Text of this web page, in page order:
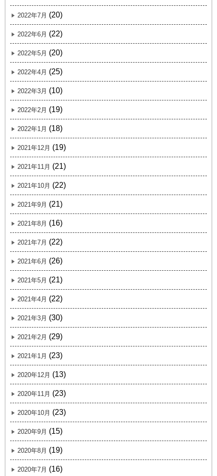
2022年7月 (20)
2022年6月 (22)
2022年5月 (20)
2022年4月 (25)
2022年3月 (10)
2022年2月 (19)
2022年1月 (18)
2021年12月 (19)
2021年11月 (21)
2021年10月 (22)
2021年9月 (21)
2021年8月 (16)
2021年7月 (22)
2021年6月 (26)
2021年5月 (21)
2021年4月 (22)
2021年3月 (30)
2021年2月 (29)
2021年1月 (23)
2020年12月 (13)
2020年11月 (23)
2020年10月 (23)
2020年9月 (15)
2020年8月 (19)
2020年7月 (16)